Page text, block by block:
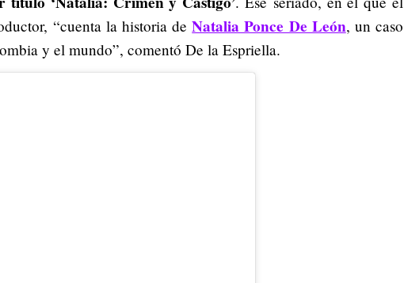
“cuenta la historia deNatalia Ponce De León, un caso
y el mundo”, comentó De la Espriella.